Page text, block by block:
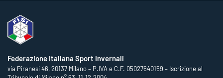
Federazione Italiana Sport Invernali
via Piranesi 46, 20137 Milano – P.IVA e C.F. 05027640159 – Iscrizione al